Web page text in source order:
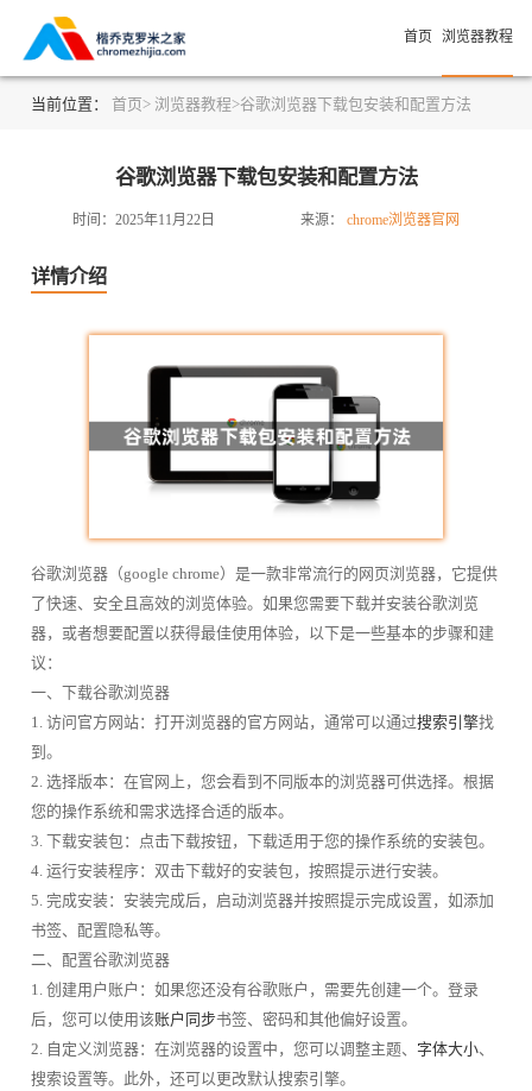
首页 浏览器教程
当前位置： 首页> 浏览器教程>谷歌浏览器下载包安装和配置方法
谷歌浏览器下载包安装和配置方法
时间：2025年11月22日 来源： chrome浏览器官网
详情介绍
谷歌浏览器（google chrome）是一款非常流行的网页浏览器，它提供
了快速、安全且高效的浏览体验。如果您需要下载并安装谷歌浏览
器，或者想要配置以获得最佳使用体验，以下是一些基本的步骤和建
议：
一、下载谷歌浏览器
1. 访问官方网站：打开浏览器的官方网站，通常可以通过搜索引擎找
到。
2. 选择版本：在官网上，您会看到不同版本的浏览器可供选择。根据
您的操作系统和需求选择合适的版本。
3. 下载安装包：点击下载按钮，下载适用于您的操作系统的安装包。
4. 运行安装程序：双击下载好的安装包，按照提示进行安装。
5. 完成安装：安装完成后，启动浏览器并按照提示完成设置，如添加
书签、配置隐私等。
二、配置谷歌浏览器
1. 创建用户账户：如果您还没有谷歌账户，需要先创建一个。登录
后，您可以使用该账户同步书签、密码和其他偏好设置。
2. 自定义浏览器：在浏览器的设置中，您可以调整主题、 字体大小、
搜索设置等。此外，还可以更改默认搜索引擎。